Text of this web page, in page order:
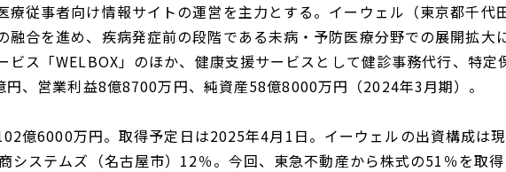
療従事者向け情報サイトの運営を主力とする。イーウェル（東京都千代
融合を進め、疾病発症前の段階である未病・予防医療分野での展開拡大
ビス「WELBOX」のほか、健康支援サービスとして健診事務代行、特
円、営業利益8億8700万円、純資産58億8000万円（2024年3月期）。
億6000万円。取得予定日は2025年4月1日。イーウェルの出資構成は現
システムズ（名古屋市）12％。今回、東急不動産から株式の51％を取得